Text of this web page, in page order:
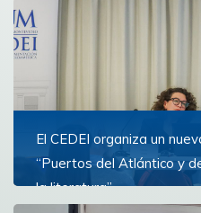
Filosofía, Historia y
periodicidad semestral
El CEDEI organiza un
“Puertos del Atlántico y
la literatura”